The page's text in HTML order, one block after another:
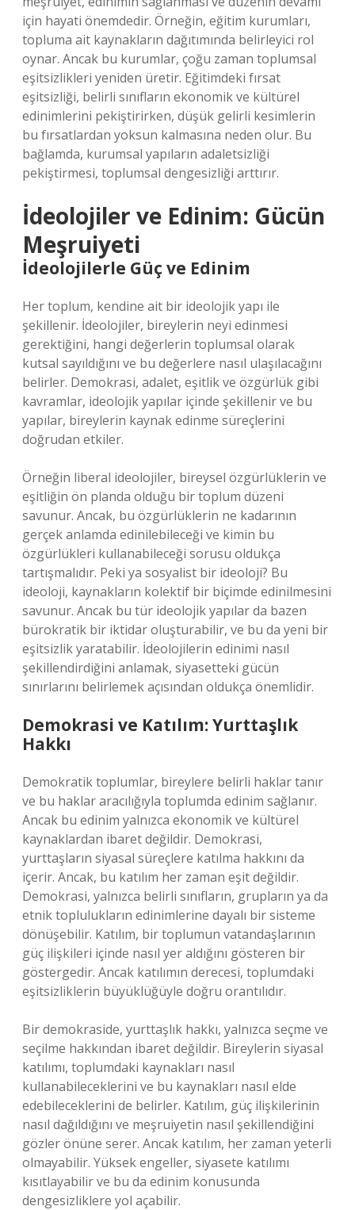
için hayati önemdedir. Örneğin, eğitim kurumları,
topluma ait kaynakların dağıtımında belirleyici rol
oynar. Ancak bu kurumlar, çoğu zaman toplumsal
eşitsizlikleri yeniden üretir. Eğitimdeki fırsat
eşitsizliği, belirli sınıfların ekonomik ve kültürel
edinimlerini pekiştirirken, düşük gelirli kesimlerin
bu fırsatlardan yoksun kalmasına neden olur. Bu
bağlamda, kurumsal yapıların adaletsizliği
pekiştirmesi, toplumsal dengesizliği arttırır.
İdeolojiler ve Edinim: Gücün
Meşruiyeti
İdeolojilerle Güç ve Edinim
Her toplum, kendine ait bir ideolojik yapı ile
şekillenir. İdeolojiler, bireylerin neyi edinmesi
gerektiğini, hangi değerlerin toplumsal olarak
kutsal sayıldığını ve bu değerlere nasıl ulaşılacağını
belirler. Demokrasi, adalet, eşitlik ve özgürlük gibi
kavramlar, ideolojik yapılar içinde şekillenir ve bu
yapılar, bireylerin kaynak edinme süreçlerini
doğrudan etkiler.
Örneğin liberal ideolojiler, bireysel özgürlüklerin ve
eşitliğin ön planda olduğu bir toplum düzeni
savunur. Ancak, bu özgürlüklerin ne kadarının
gerçek anlamda edinilebileceği ve kimin bu
özgürlükleri kullanabileceği sorusu oldukça
tartışmalıdır. Peki ya sosyalist bir ideoloji? Bu
ideoloji, kaynakların kolektif bir biçimde edinilmesini
savunur. Ancak bu tür ideolojik yapılar da bazen
bürokratik bir iktidar oluşturabilir, ve bu da yeni bir
eşitsizlik yaratabilir. İdeolojilerin edinimi nasıl
şekillendirdiğini anlamak, siyasetteki gücün
sınırlarını belirlemek açısından oldukça önemlidir.
Demokrasi ve Katılım: Yurttaşlık
Hakkı
Demokratik toplumlar, bireylere belirli haklar tanır
ve bu haklar aracılığıyla toplumda edinim sağlanır.
Ancak bu edinim yalnızca ekonomik ve kültürel
kaynaklardan ibaret değildir. Demokrasi,
yurttaşların siyasal süreçlere katılma hakkını da
içerir. Ancak, bu katılım her zaman eşit değildir.
Demokrasi, yalnızca belirli sınıfların, grupların ya da
etnik toplulukların edinimlerine dayalı bir sisteme
dönüşebilir. Katılım, bir toplumun vatandaşlarının
güç ilişkileri içinde nasıl yer aldığını gösteren bir
göstergedir. Ancak katılımın derecesi, toplumdaki
eşitsizliklerin büyüklüğüyle doğru orantılıdır.
Bir demokraside, yurttaşlık hakkı, yalnızca seçme ve
seçilme hakkından ibaret değildir. Bireylerin siyasal
katılımı, toplumdaki kaynakları nasıl
kullanabileceklerini ve bu kaynakları nasıl elde
edebileceklerini de belirler. Katılım, güç ilişkilerinin
nasıl dağıldığını ve meşruiyetin nasıl şekillendiğini
gözler önüne serer. Ancak katılım, her zaman yeterli
olmayabilir. Yüksek engeller, siyasete katılımı
kısıtlayabilir ve bu da edinim konusunda
dengesizliklere yol açabilir.